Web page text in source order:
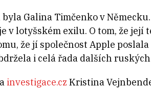
Galina Timčenko v
v lotyšském exilu. O tom, že její
že jí společnost Apple
i celá řada dalších
investigace.cz Kristina